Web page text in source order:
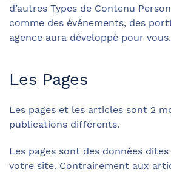
d’autres Types de Contenu
comme des événements, des
agence aura développé pour vous.
Les Pages
Les pages et les articles sont 2
publications différents.
Les pages sont des données
votre site. Contrairement aux